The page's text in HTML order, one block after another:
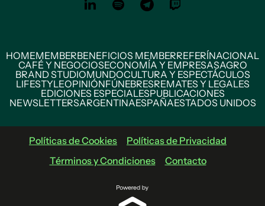
HOMEMEMBERBENEFICIOS MEMBERREFERÍNACIONAL
CAFÉ Y NEGOCIOSECONOMÍA Y EMPRESASAGRO
BRAND STUDIOMUNDOCULTURA Y ESPECTÁCULOS
LIFESTYLEOPINIÓNFÚNEBRESREMATES Y LEGALES
EDICIONES ESPECIALESPUBLICACIONES
NEWSLETTERSARGENTINAESPAÑAESTADOS UNIDOS
Políticas de Cookies
Políticas de Privacidad
Términos y Condiciones
Contacto